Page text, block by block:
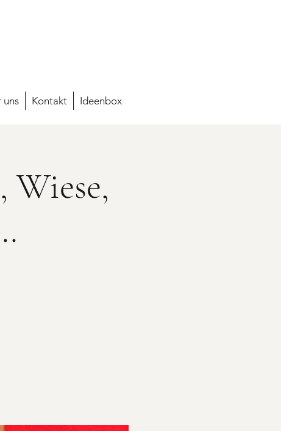
uns Kontakt Ideenbox